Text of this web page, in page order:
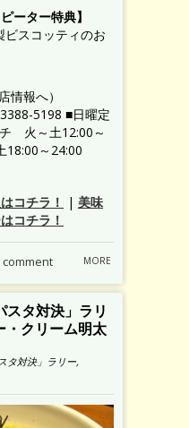
ーター特典】
スコッティのお
情報へ）
5198 ■日曜定
火～土12:00～
18:00～24:00
コチラ！
| 美味
コチラ！
comment MORE
タ対決」ラリ
クリーム明太
タ対決」ラリー,